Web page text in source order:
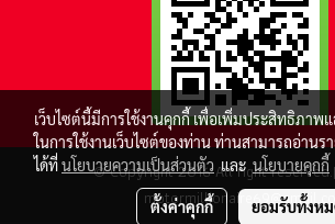
© Copyright 2016 All right
เว็บไซต์นี้มีการใช้งานคุกกี้ เพื่อเพิ่มประสิทธิภา
ในการใช้งานเว็บไซต์ของท่าน ท่านสามารถอ่านร
ได้ที่นโยบายความเป็นส่วนตัว และนโยบายคุกกี้
ตั้งค่าคุกกี้ ยอมรับทั้งห